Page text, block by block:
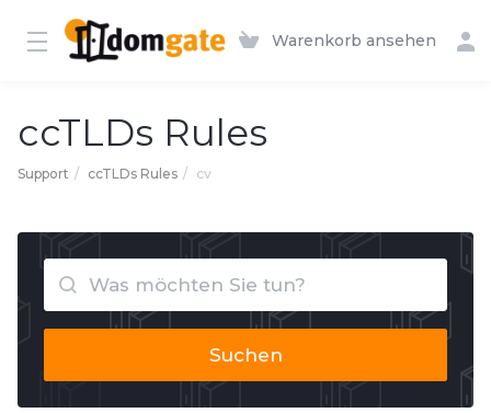
Warenkorb ansehen
ccTLDs Rules
Support ccTLDs Rules cv
Suchen